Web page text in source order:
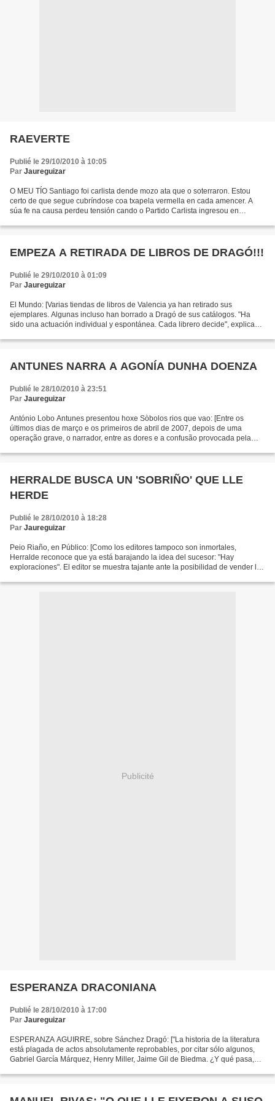
RAEVERTE
Publié le 29/10/2010 à 10:05
Par Jaureguizar
O MEU TÍO Santiago foi carlista dende mozo ata que o soterraron. Estou
certo de que segue cubríndose coa txapela vermella en cada amencer. A
súa fe na causa perdeu tensión cando o Partido Carlista ingresou en
EMPEZA A RETIRADA DE LIBROS DE DRAGÓ!!!
Publié le 29/10/2010 à 01:09
Par Jaureguizar
El Mundo: [Varias tiendas de libros de Valencia ya han retirado sus
ejemplares. Algunas incluso han borrado a Dragó de sus catálogos. "Ha
sido una actuación individual y espontánea. Cada librero decide", explica
ANTUNES NARRA A AGONÍA DUNHA DOENZA
Publié le 28/10/2010 à 23:51
Par Jaureguizar
António Lobo Antunes presentou hoxe Sòbolos rios que vao: [Entre os
últimos dias de março e os primeiros de abril de 2007, depois de uma
operação grave, o narrador, entre as dores e a confusão provocada pela
HERRALDE BUSCA UN 'SOBRIÑO' QUE LLE
HERDE
Publié le 28/10/2010 à 18:28
Par Jaureguizar
Peio Riaño, en Público: [Como los editores tampoco son inmortales,
Herralde reconoce que ya está barajando la idea del sucesor: "Hay
exploraciones". El editor se muestra tajante ante la posibilidad de vender la
Publicité
ESPERANZA DRACONIANA
Publié le 28/10/2010 à 17:00
Par Jaureguizar
ESPERANZA AGUIRRE, sobre Sánchez Dragó: ["La historia de la literatura
está plagada de actos absolutamente reprobables, por citar sólo algunos,
Gabriel García Márquez, Henry Miller, Jaime Gil de Biedma. ¿Y qué pasa,